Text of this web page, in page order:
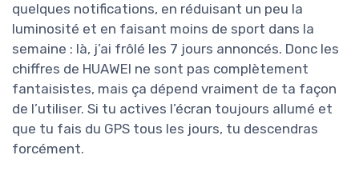
quelques notifications, en réduisant un peu la
luminosité et en faisant moins de sport dans la
semaine : là, j’ai frôlé les 7 jours annoncés. Donc les
chiffres de HUAWEI ne sont pas complètement
fantaisistes, mais ça dépend vraiment de ta façon
de l’utiliser. Si tu actives l’écran toujours allumé et
que tu fais du GPS tous les jours, tu descendras
forcément.